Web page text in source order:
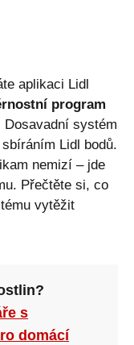
aplikaci Lidl
program
Dosavadní systém
Lidl bodů.
nemizí – jde
Přečtěte si, co
vytěžit
s
domácí